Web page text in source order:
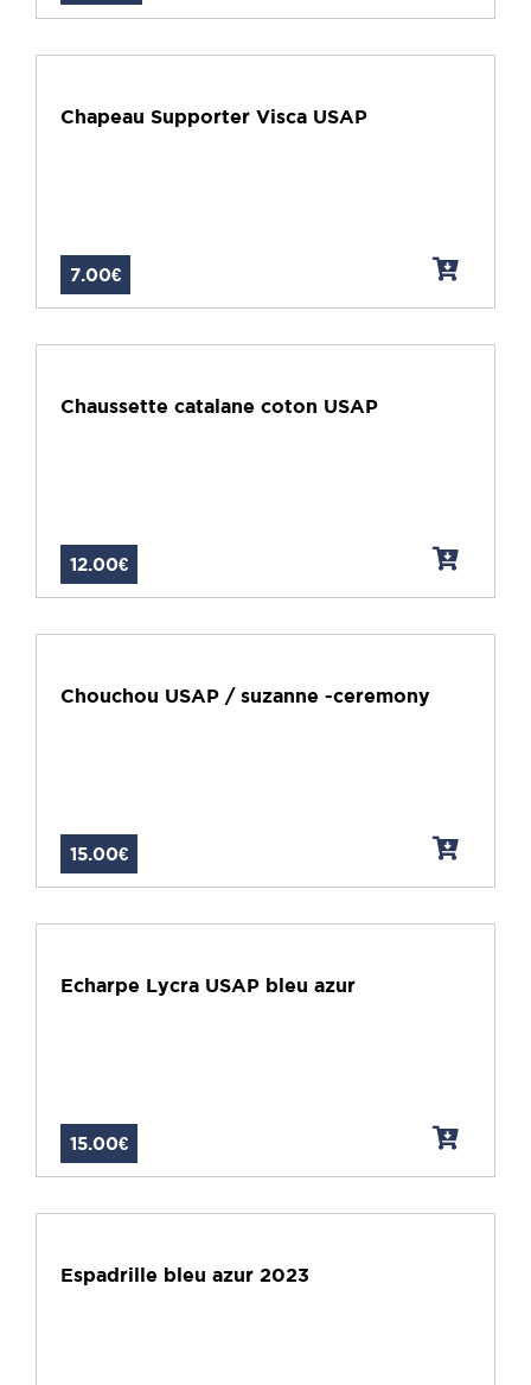
Chapeau Supporter Visca USAP
7.00€
Chaussette catalane coton USAP
12.00€
Chouchou USAP / suzanne -ceremony
15.00€
Echarpe Lycra USAP bleu azur
15.00€
Espadrille bleu azur 2023